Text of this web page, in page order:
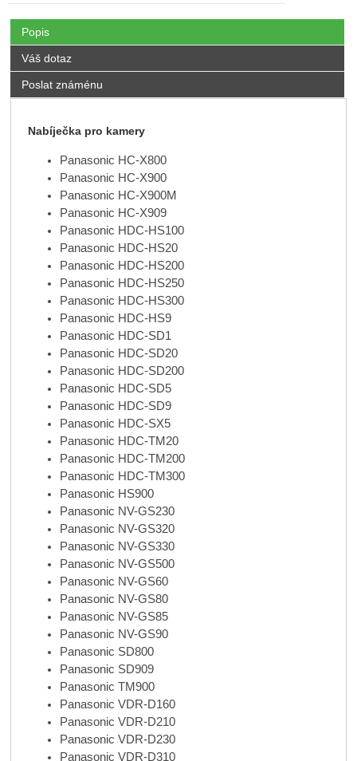
Popis
Váš dotaz
Poslat známénu
Nabíječka pro kamery
Panasonic HC-X800
Panasonic HC-X900
Panasonic HC-X900M
Panasonic HC-X909
Panasonic HDC-HS100
Panasonic HDC-HS20
Panasonic HDC-HS200
Panasonic HDC-HS250
Panasonic HDC-HS300
Panasonic HDC-HS9
Panasonic HDC-SD1
Panasonic HDC-SD20
Panasonic HDC-SD200
Panasonic HDC-SD5
Panasonic HDC-SD9
Panasonic HDC-SX5
Panasonic HDC-TM20
Panasonic HDC-TM200
Panasonic HDC-TM300
Panasonic HS900
Panasonic NV-GS230
Panasonic NV-GS320
Panasonic NV-GS330
Panasonic NV-GS500
Panasonic NV-GS60
Panasonic NV-GS80
Panasonic NV-GS85
Panasonic NV-GS90
Panasonic SD800
Panasonic SD909
Panasonic TM900
Panasonic VDR-D160
Panasonic VDR-D210
Panasonic VDR-D230
Panasonic VDR-D310